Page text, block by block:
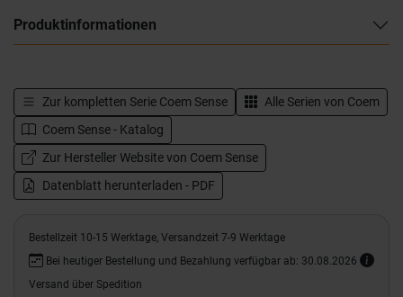
Produktinformationen
Zur kompletten Serie Coem Sense Alle Serien von Coem
Coem Sense - Katalog
Zur Hersteller Website von Coem Sense
Datenblatt herunterladen - PDF
Bestellzeit 10-15 Werktage, Versandzeit 7-9 Werktage
Bei heutiger Bestellung und Bezahlung verfügbar ab: 30.08.2026
Versand über Spedition